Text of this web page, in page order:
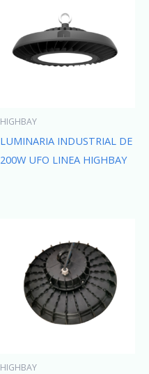
HIGHBAY
LUMINARIA INDUSTRIAL DE
200W UFO LINEA HIGHBAY
HIGHBAY